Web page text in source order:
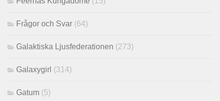
Frågor och Svar (64)
Galaktiska Ljusfederationen (273)
Galaxygirl (314)
Gatum (5)